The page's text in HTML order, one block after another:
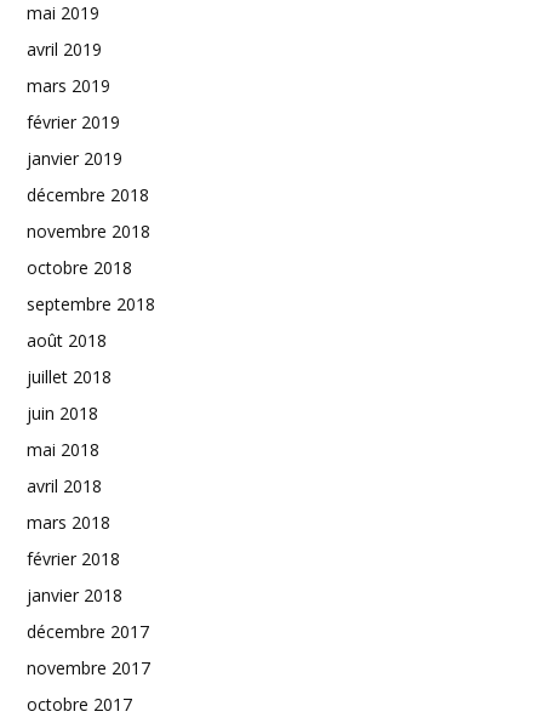
mai 2019
avril 2019
mars 2019
février 2019
janvier 2019
décembre 2018
novembre 2018
octobre 2018
septembre 2018
août 2018
juillet 2018
juin 2018
mai 2018
avril 2018
mars 2018
février 2018
janvier 2018
décembre 2017
novembre 2017
octobre 2017